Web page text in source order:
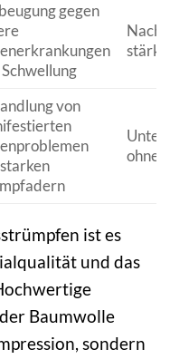
gegen
Nach
von
Unter
ohne
ist es
und das
Baumwolle
sondern